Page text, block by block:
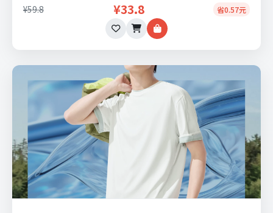
¥59.8 ¥33.8 省0.57元